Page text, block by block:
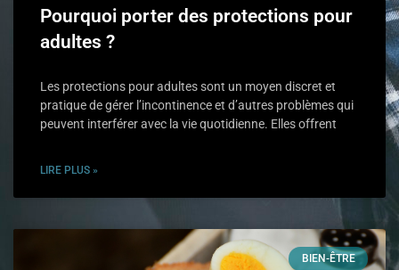
Pourquoi porter des protections pour
adultes ?
Les protections pour adultes sont un moyen discret et
pratique de gérer l’incontinence et d’autres problèmes qui
peuvent interférer avec la vie quotidienne. Elles offrent
LIRE PLUS »
BIEN-ÊTRE